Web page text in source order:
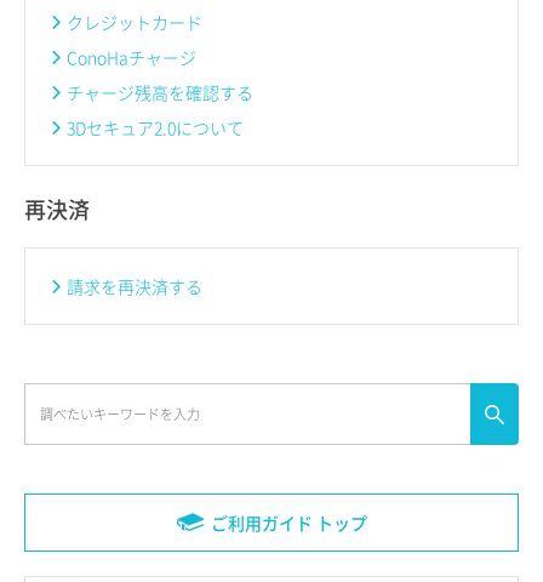
ご利用ガイド トップ
クレジットカード
ConoHaチャージ
チャージ残高を確認する
3Dセキュア2.0について
再決済
請求を再決済する